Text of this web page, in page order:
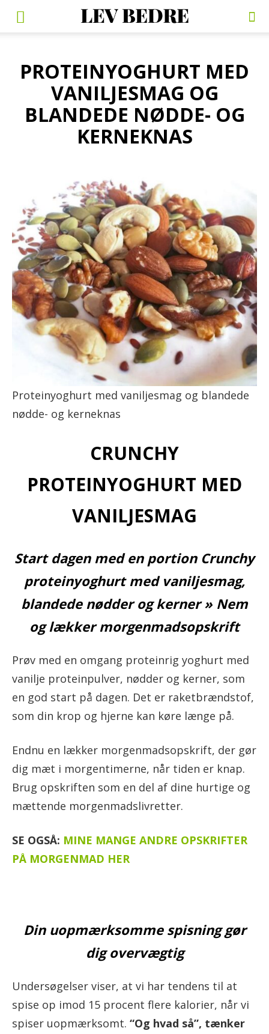
PROTEINYOGHURT MED
VANILJESMAG OG
BLANDEDE NØDDE- OG
KERNEKNAS
Proteinyoghurt med vaniljesmag og blandede
nødde- og kerneknas
CRUNCHY
PROTEINYOGHURT MED
VANILJESMAG
Start dagen med en portion Crunchy
proteinyoghurt med vaniljesmag,
blandede nødder og kerner » Nem
og lækker morgenmadsopskrift
Prøv med en omgang proteinrig yoghurt med
vanilje proteinpulver, nødder og kerner, som
en god start på dagen. Det er raketbrændstof,
som din krop og hjerne kan køre længe på.
Endnu en lækker morgenmadsopskrift, der gør
dig mæt i morgentimerne, når tiden er knap.
Brug opskriften som en del af dine hurtige og
mættende morgenmadslivretter.
SE OGSÅ: MINE MANGE ANDRE OPSKRIFTER
PÅ MORGENMAD HER
Din uopmærksomme spisning gør
dig overvægtig
Undersøgelser viser, at vi har tendens til at
spise op imod 15 procent flere kalorier, når vi
spiser uopmærksomt. “Og hvad så”, tænker